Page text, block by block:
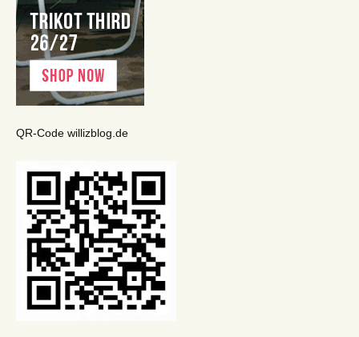
QR-Code willizblog.de